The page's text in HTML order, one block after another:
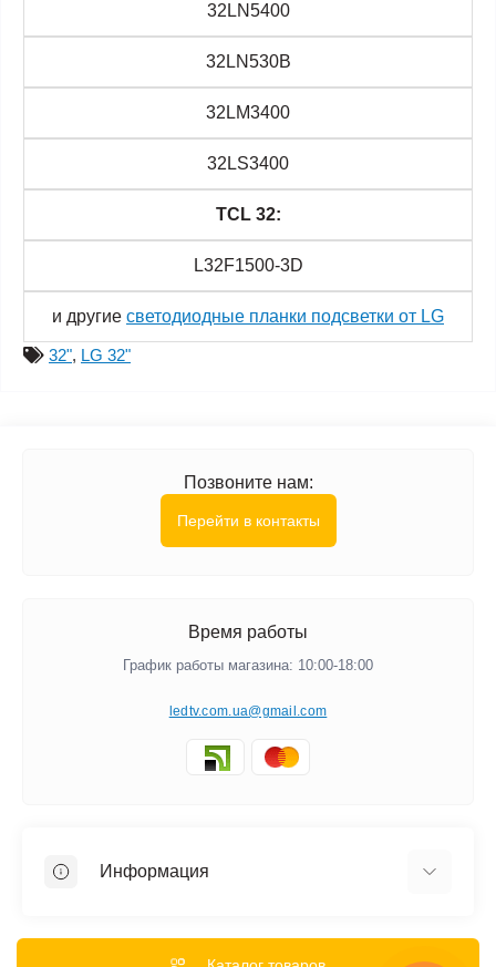
32LN5400
32LN530B
32LM3400
32LS3400
TCL 32:
L32F1500-3D
и другие светодиодные планки подсветки от LG
32", LG 32"
Позвоните нам:
Перейти в контакты
Время работы
График работы магазина: 10:00-18:00
ledtv.com.ua@gmail.com
Информация